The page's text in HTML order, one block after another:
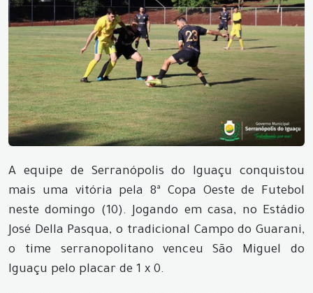
A equipe de Serranópolis do Iguaçu conquistou
mais uma vitória pela 8ª Copa Oeste de Futebol
neste domingo (10). Jogando em casa, no Estádio
José Della Pasqua, o tradicional Campo do Guarani,
o time serranopolitano venceu São Miguel do
Iguaçu pelo placar de 1 x 0.